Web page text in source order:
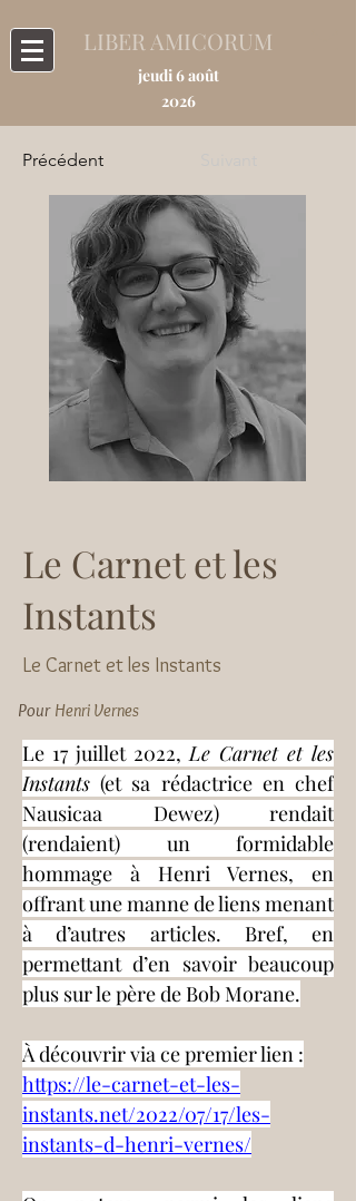
LIBER AMICORUM
jeudi 6 août
2026
Précédent
Le Carnet et les
Instants
Le Carnet et les Instants
Pour Henri Vernes
Le 17 juillet 2022, Le Carnet et les
Instants (et sa rédactrice en chef
Nausicaa Dewez) rendait
(rendaient) un formidable
hommage à Henri Vernes, en
offrant une manne de liens menant
à d’autres articles. Bref, en
permettant d’en savoir beaucoup
plus sur le père de Bob Morane.
À découvrir via ce premier lien :
https://le-carnet-et-les-
instants.net/2022/07/17/les-
instants-d-henri-vernes/